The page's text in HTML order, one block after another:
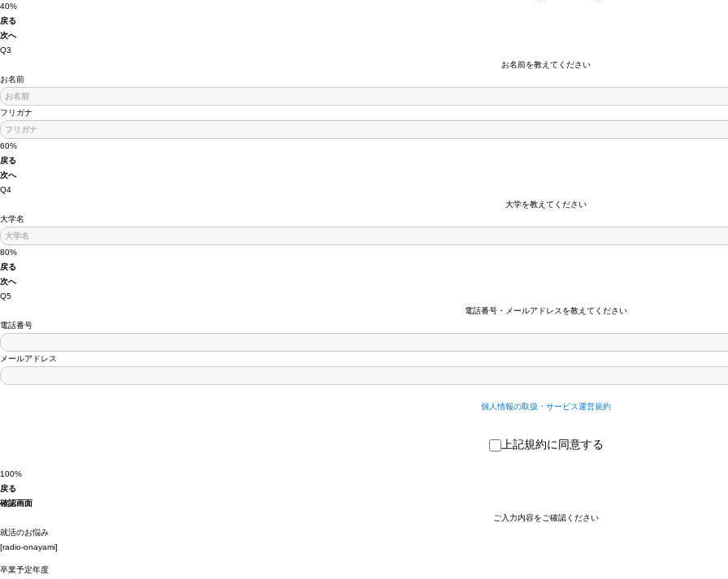
40%
戻る
次へ
Q3
お名前を教えてください
お名前
フリガナ
60%
戻る
次へ
Q4
大学を教えてください
大学名
80%
戻る
次へ
Q5
電話番号・メールアドレスを教えてください
電話番号
メールアドレス
個人情報の取扱・サービス運営規約
上記規約に同意する
100%
戻る
確認画面
ご入力内容をご確認ください
就活のお悩み
[radio-onayami]
卒業予定年度